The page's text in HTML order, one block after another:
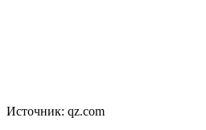
Источник: qz.com